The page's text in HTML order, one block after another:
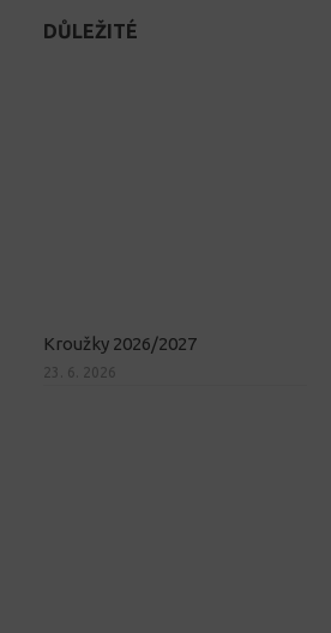
DŮLEŽITÉ
Kroužky 2026/2027
23. 6. 2026